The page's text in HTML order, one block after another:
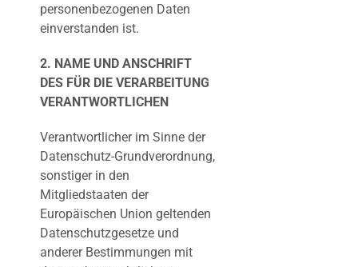
personenbezogenen Daten
einverstanden ist.
2. NAME UND ANSCHRIFT
DES FÜR DIE VERARBEITUNG
VERANTWORTLICHEN
Verantwortlicher im Sinne der
Datenschutz-Grundverordnung,
sonstiger in den
Mitgliedstaaten der
Europäischen Union geltenden
Datenschutzgesetze und
anderer Bestimmungen mit